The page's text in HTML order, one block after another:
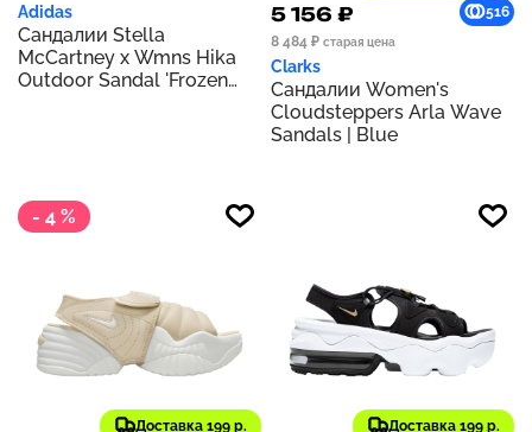
Adidas
Сандалии Stella
McCartney x Wmns Hika
Outdoor Sandal 'Frozen
5 156 ₽
516
8 484 ₽ старая цена
Clarks
Сандалии Women's
Cloudsteppers Arla Wave
Sandals | Blue
- 4 %
Доставка 199 р. Доставка 199 р.